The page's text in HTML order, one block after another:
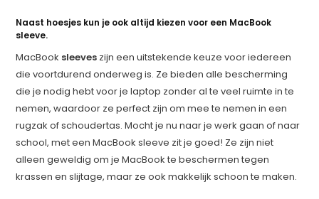
Naast hoesjes kun je ook altijd kiezen voor een MacBook
sleeve.
MacBook sleeves zijn een uitstekende keuze voor iedereen
die voortdurend onderweg is. Ze bieden alle bescherming
die je nodig hebt voor je laptop zonder al te veel ruimte in te
nemen, waardoor ze perfect zijn om mee te nemen in een
rugzak of schoudertas. Mocht je nu naar je werk gaan of naar
school, met een MacBook sleeve zit je goed! Ze zijn niet
alleen geweldig om je MacBook te beschermen tegen
krassen en slijtage, maar ze ook makkelijk schoon te maken.